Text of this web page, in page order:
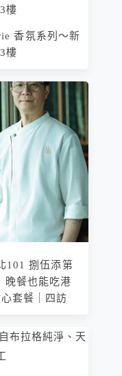
香氛系列～新
樓
101 捌伍添第
晚餐也能吃港
套餐｜四訪